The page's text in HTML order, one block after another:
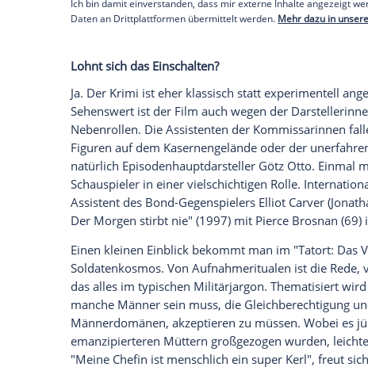
54), der Soldat bei der Bundeswehr ist.
nicht gekannt zu haben, sein Wagen
In der Befragung gibt er sich korrekt,
die scheinen damit zu tun zu haben, dass
ist dünn. Doch Lena Odenthal ist
tiefsitzende Frauenhass brodelt, der zu
Empfohlener externer Inhalt:
Glomex GmbH
Wir benötigen Ihre Zustimmung, um den von
anzuzeigen. Sie können diesen mit einem Klick
jetzt aktivieren
Ich bin damit einverstanden, dass mir externe
Daten an Drittplattformen übermittelt werden.Mehr